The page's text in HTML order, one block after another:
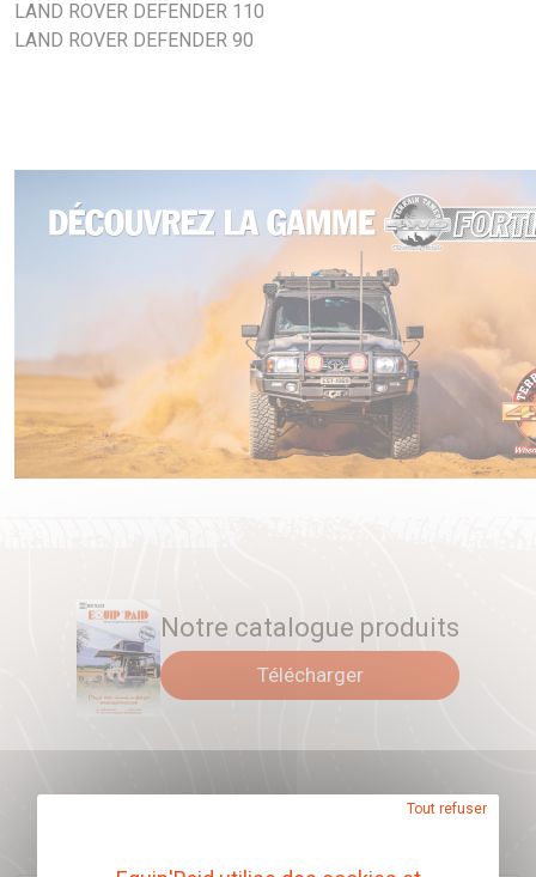
PHOTO NON CONTRACTUELLE
LAND ROVER DEFENDER 110
LAND ROVER DEFENDER 90
Notre catalogue produits
Télécharger
Tout refuser